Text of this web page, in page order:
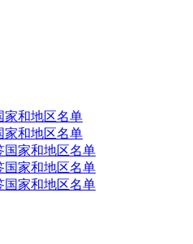
家和地区名单
家和地区名单
国家和地区名单
国家和地区名单
国家和地区名单